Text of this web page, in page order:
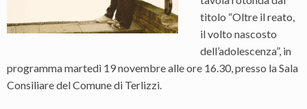
titolo “Oltre il reato,
il volto nascosto
dell’adolescenza”, in
programma martedì 19 novembre alle ore 16.30, presso la Sala
Consiliare del Comune di Terlizzi.